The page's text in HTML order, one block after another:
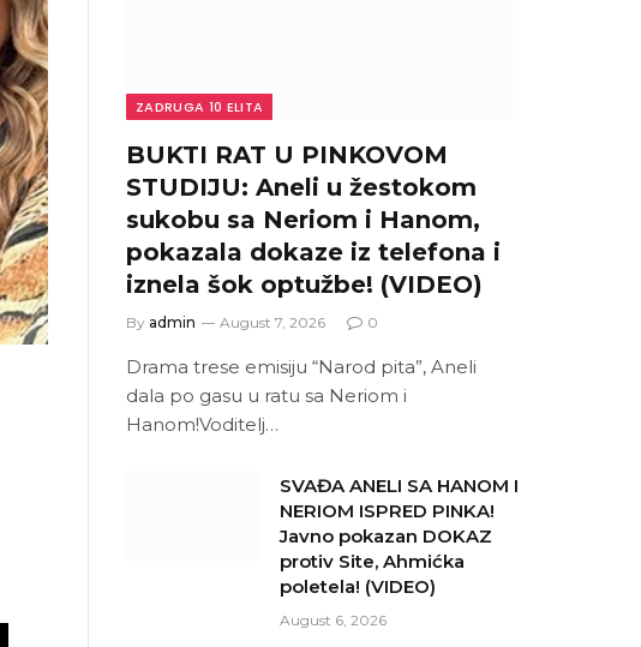
ZADRUGA 10 ELITA
BUKTI RAT U PINKOVOM
STUDIJU: Aneli u žestokom
sukobu sa Neriom i Hanom,
pokazala dokaze iz telefona i
iznela šok optužbe! (VIDEO)
By admin August 7, 2026 0
Drama trese emisiju “Narod pita”, Aneli
dala po gasu u ratu sa Neriom i
Hanom!Voditelj…
SVAĐA ANELI SA HANOM I
NERIOM ISPRED PINKA!
Javno pokazan DOKAZ
protiv Site, Ahmićka
poletela! (VIDEO)
August 6, 2026